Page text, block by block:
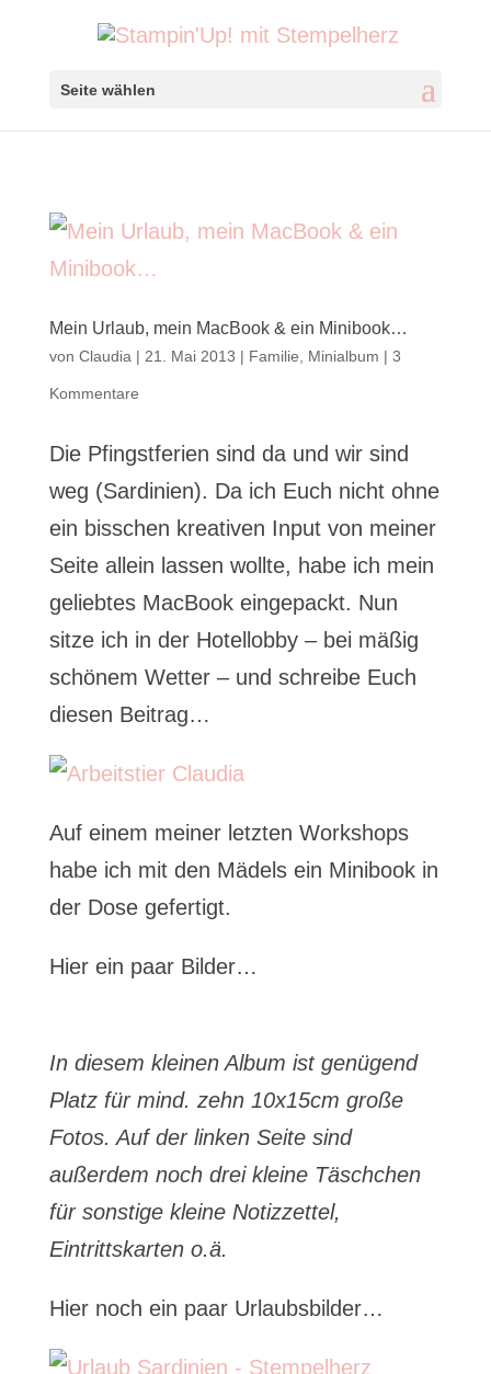
Seite wählen
Mein Urlaub, mein MacBook & ein Minibook…
von Claudia | 21. Mai 2013 | Familie Minialbum | 3
Kommentare
Die Pfingstferien sind da und wir sind
weg (Sardinien). Da ich Euch nicht ohne
ein bisschen kreativen Input von meiner
Seite allein lassen wollte, habe ich mein
geliebtes MacBook eingepackt. Nun
sitze ich in der Hotellobby – bei mäßig
schönem Wetter – und schreibe Euch
diesen Beitrag…
Auf einem meiner letzten Workshops
habe ich mit den Mädels ein Minibook in
der Dose gefertigt.
Hier ein paar Bilder…
In diesem kleinen Album ist genügend
Platz für mind. zehn 10x15cm große
Fotos. Auf der linken Seite sind
außerdem noch drei kleine Täschchen
für sonstige kleine Notizzettel,
Eintrittskarten o.ä.
Hier noch ein paar Urlaubsbilder…